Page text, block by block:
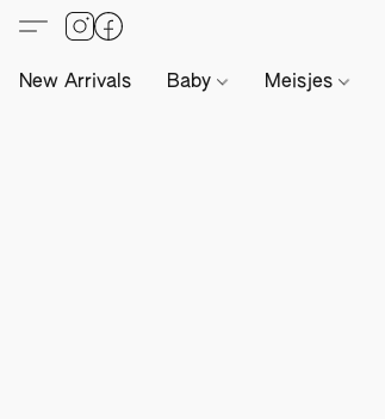
New Arrivals Baby Meisjes